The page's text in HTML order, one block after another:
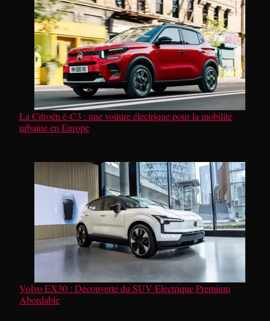
La Citroën ë-C3 : une voiture électrique pour la mobilité
urbaine en Europe
Volvo EX30 : Découverte du SUV Electrique Premium
Abordable